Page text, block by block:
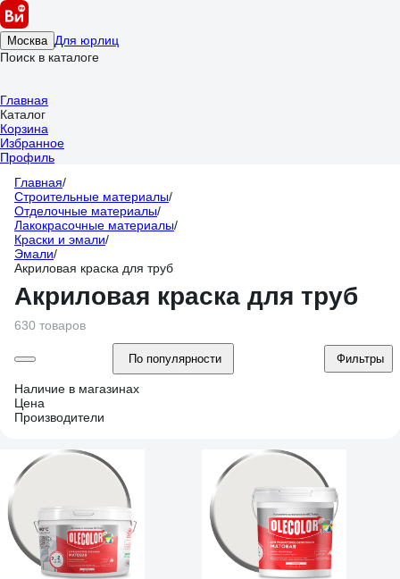
Москва Для юрлиц
Поиск в каталоге
Главная
Каталог
Корзина
Избранное
Профиль
Главная/
Строительные материалы/
Отделочные материалы/
Лакокрасочные материалы/
Краски и эмали/
Эмали/
Акриловая краска для труб
Акриловая краска для труб
630 товаров
По популярности Фильтры
Наличие в магазинах
Цена
Производители